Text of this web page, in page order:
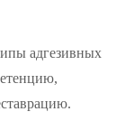
адгезивных